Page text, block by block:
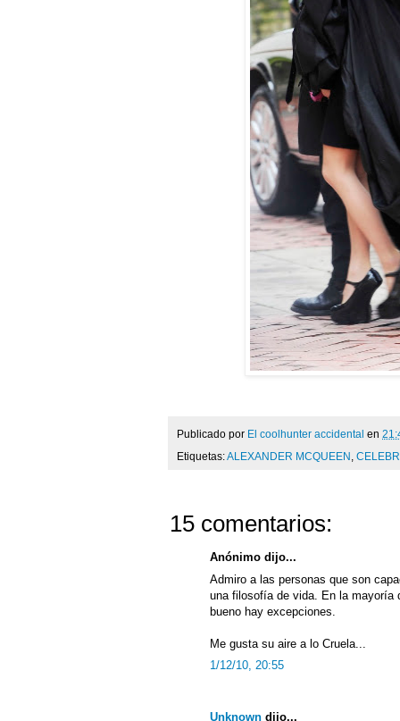
Publicado por El coolhunter accidental en
Etiquetas:ALEXANDER MCQUEEN
15 comentarios:
Anónimo dijo...
Admiro a las personas que son
una filosofía de vida. En la mayoría
bueno hay excepciones.
Me gusta su aire a lo Cruela...
1/12/10, 20:55
Unknown dijo...